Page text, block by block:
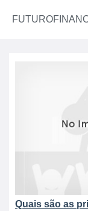
Quais são as